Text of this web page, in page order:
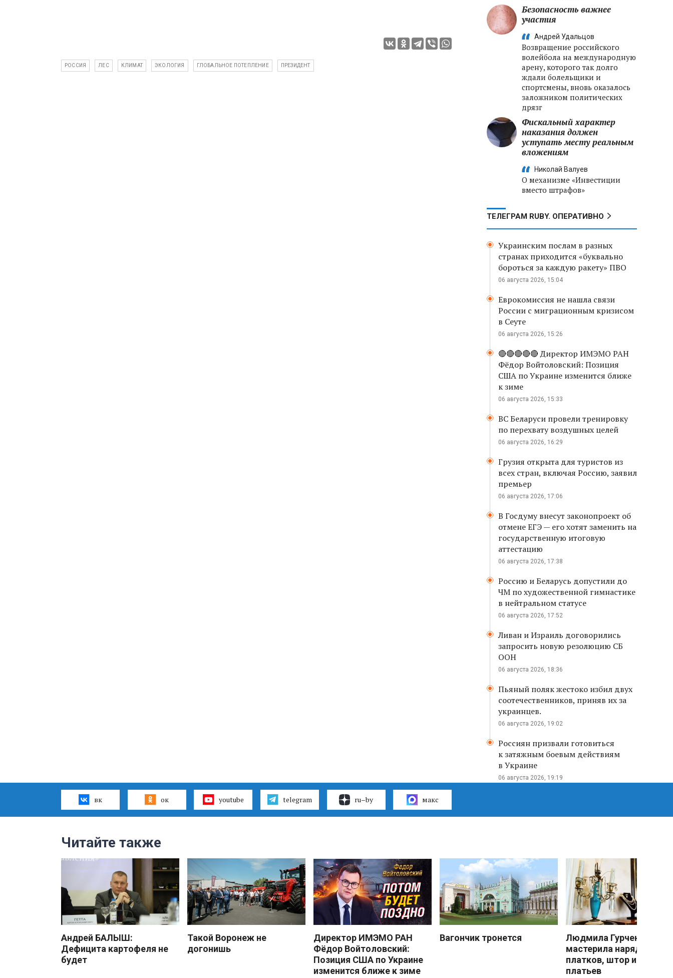
РОССИЯ ЛЕС КЛИМАТ ЭКОЛОГИЯ ГЛОБАЛЬНОЕ ПОТЕПЛЕНИЕ ПРЕЗИДЕНТ
Безопасность важнее
участия
Андрей Удальцов
Возвращение российского
волейбола на международную
арену, которого так долго
ждали болельщики и
спортсмены, вновь оказалось
заложником политических
дрязг
Фискальный характер
наказания должен
уступать месту реальным
вложениям
Николай Валуев
О механизме «Инвестиции
вместо штрафов»
ТЕЛЕГРАМ RUBY. ОПЕРАТИВНО
Украинским послам в разных
странах приходится «буквально
бороться за каждую ракету» ПВО
06 августа 2026, 15:04
Еврокомиссия не нашла связи
России с миграционным кризисом
в Сеуте
06 августа 2026, 15:26
🔴🔴🔴🔴🔴 Директор ИМЭМО РАН
Фёдор Войтоловский: Позиция
США по Украине изменится ближе
к зиме
06 августа 2026, 15:33
ВС Беларуси провели тренировку
по перехвату воздушных целей
06 августа 2026, 16:29
Грузия открыта для туристов из
всех стран, включая Россию, заявил
премьер
06 августа 2026, 17:06
В Госдуму внесут законопроект об
отмене ЕГЭ — его хотят заменить на
государственную итоговую
аттестацию
06 августа 2026, 17:38
Россию и Беларусь допустили до
ЧМ по художественной гимнастике
в нейтральном статусе
06 августа 2026, 17:52
Ливан и Израиль договорились
запросить новую резолюцию СБ
ООН
06 августа 2026, 18:36
Пьяный поляк жестоко избил двух
соотечественников, приняв их за
украинцев.
06 августа 2026, 19:02
Россиян призвали готовиться
к затяжным боевым действиям
в Украине
06 августа 2026, 19:19
вк ок youtube telegram ru–by макс
Читайте также
Андрей БАЛЫШ:
Дефицита картофеля не
будет
Такой Воронеж не
догонишь
Директор ИМЭМО РАН
Фёдор Войтоловский:
Позиция США по Украине
изменится ближе к зиме
Вагончик тронется
Людмила Гурченко
мастерила наряды из
платков, штор и детских
платьев